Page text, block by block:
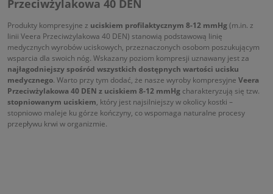
Przeciwżylakowa 40 DEN
Produkty kompresyjne z uciskiem profilaktycznym 8-12 mmHg(m.in. z
linii Veera Przeciwżylakowa 40 DEN) stanowią podstawową linię
medycznych wyrobów uciskowych, przeznaczonych osobom poszukującym
wsparcia dla swoich nóg. Wskazany poziom kompresji uznawany jest za
najłagodniejszy spośród wszystkich dostępnych wartości ucisku
medycznego. Warto przy tym dodać, że nasze wyroby kompresyjne Veera
Przeciwżylakowa 40 DEN z uciskiem 8-12 mmHg charakteryzują się tzw.
stopniowanym uciskiem, który jest najsilniejszy w okolicy kostki –
stopniowo maleje ku górze kończyny, co wspomaga naturalne procesy
przepływu krwi w organizmie.